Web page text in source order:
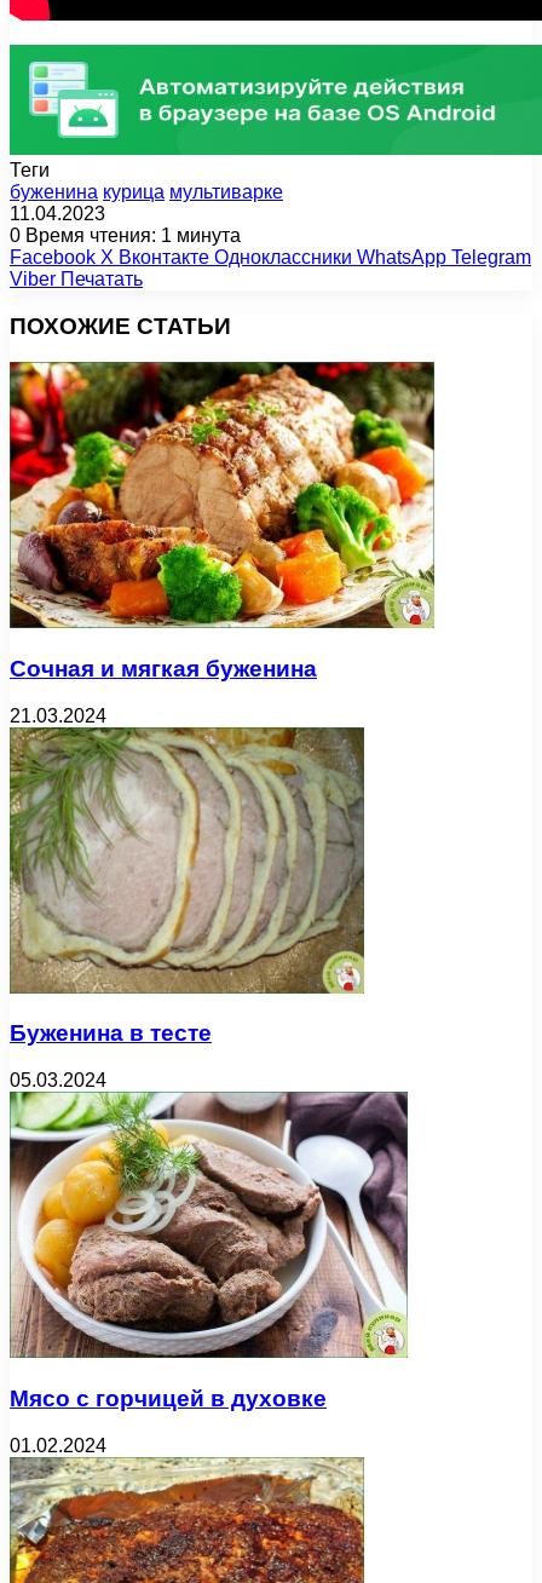
Теги
буженина курица мультиварке
11.04.2023
0 Время чтения: 1 минута
Facebook X Вконтакте Одноклассники WhatsApp Telegram
Viber Печатать
ПОХОЖИЕ СТАТЬИ
Сочная и мягкая буженина
21.03.2024
Буженина в тесте
05.03.2024
Мясо с горчицей в духовке
01.02.2024